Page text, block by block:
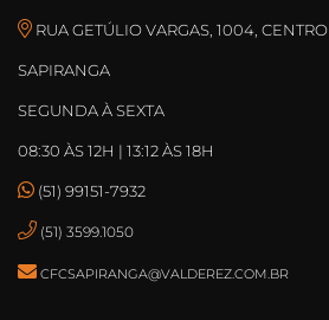
RUA GETÚLIO VARGAS, 1004, CENTRO
SAPIRANGA
SEGUNDA À SEXTA
08:30 ÀS 12H | 13:12 ÀS 18H
(51) 99151-7932
(51) 3599.1050
CFCSAPIRANGA@VALDEREZ.COM.BR